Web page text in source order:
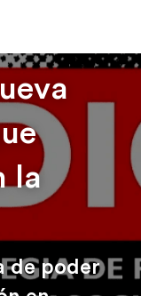
la
de poder